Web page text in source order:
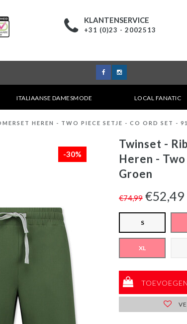
KLANTENSERVICE
+31 (0)23 - 2002513
ITALIAANSE DAMESMODE LOCAL FANATIC
HEREN - TWO PIECE SETJE - CO ORD SET -
-30%
Twinset -
Heren -
Groen
€74,99 €52,49
S
XL